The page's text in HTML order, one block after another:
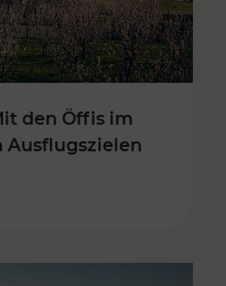
den Öffis im
Ausflugszielen